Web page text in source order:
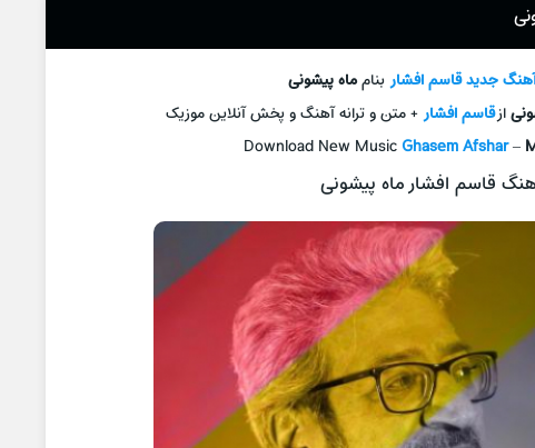
آهنگ جديدقاسم افشاربنامماه پیشونی
ازقاسم افشار+ متن و ترانه آهنگ و پخش آنلاين موزيک
Download New Music Ghasem Afshar–
قاسم افشار ماه پیشونی